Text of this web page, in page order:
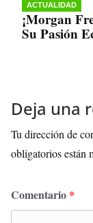
ACTUALIDAD
¡Morgan
Su Pasión
Deja una
Tu dirección de
obligatorios están
Comentario *